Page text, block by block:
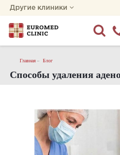
Другие клиники
Главная Блог
Способы удаления